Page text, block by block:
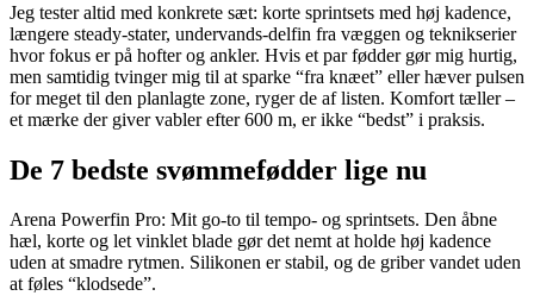
Jeg tester altid med konkrete sæt: korte sprintsets med høj kadence,
længere steady-stater, undervands-delfin fra væggen og teknikserier
hvor fokus er på hofter og ankler. Hvis et par fødder gør mig hurtig,
men samtidig tvinger mig til at sparke “fra knæet” eller hæver pulsen
for meget til den planlagte zone, ryger de af listen. Komfort tæller –
et mærke der giver vabler efter 600 m, er ikke “bedst” i praksis.
De 7 bedste svømmefødder lige nu
Arena Powerfin Pro: Mit go-to til tempo- og sprintsets. Den åbne
hæl, korte og let vinklet blade gør det nemt at holde høj kadence
uden at smadre rytmen. Silikonen er stabil, og de griber vandet uden
at føles “klodsede”.